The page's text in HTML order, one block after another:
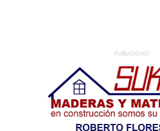
PUBLICIDAD